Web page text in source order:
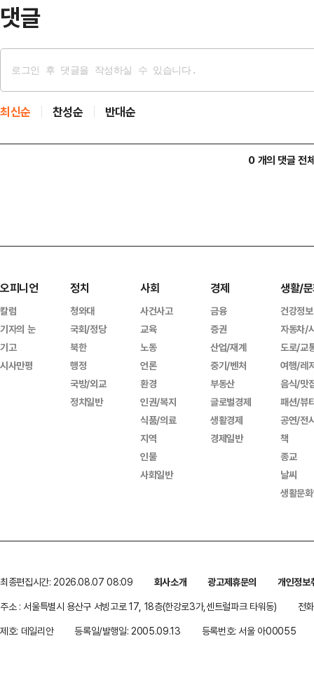
댓글
최신순 찬성순 반대순
0 개의 댓글 전
오피니언
칼럼
기자의 눈
기고
시사만평
정치
청와대
국회/정당
북한
행정
국방/외교
정치일반
사회
사건사고
교육
노동
언론
환경
인권/복지
식품/의료
지역
인물
사회일반
경제
금융
증권
산업/재계
중기/벤처
부동산
글로벌경제
생활경제
경제일반
생활/
건강정보
자동차/
도로/교
여행/레
음식/맛
패션/뷰
공연/전
책
종교
날씨
생활문
최종편집시간: 2026.08.07 08:09 회사소개 광고제휴문의
개인정보
주소 : 서울특별시 용산구 서빙고로 17, 18층(한강로3가,센트럴파크 타워동)
전
제호: 데일리안
등록일/발행일: 2005.09.13 등록번호: 서울 아00055